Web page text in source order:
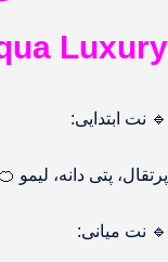
Luxury
🔹 نت ابتدایی:
پرتقال، پتی دانه، لیمو
🔹 نت میانی: